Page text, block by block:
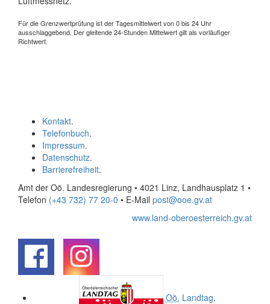
Für die Grenzwertprüfung ist der Tagesmittelwert von 0 bis 24 Uhr
ausschlaggebend. Der gleitende 24-Stunden Mittelwert gilt als vorläufiger
Richtwert.
Kontakt.
Telefonbuch.
Impressum.
Datenschutz.
Barrierefreiheit.
Amt der Oö. Landesregierung • 4021 Linz, Landhausplatz 1 •
Telefon (+43 732) 77 20-0 • E-Mail post@ooe.gv.at
www.land-oberoesterreich.gv.at
Oö. Landtag.